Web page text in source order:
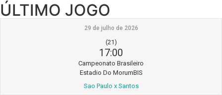
ÚLTIMO JOGO
29 de julho de 2026
(21)
17:00
Campeonato Brasileiro
Estadio Do MorumBIS
Sao Paulo x Santos